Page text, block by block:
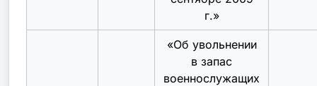
г.»
«Об увольнении
в запас
военнослужащих